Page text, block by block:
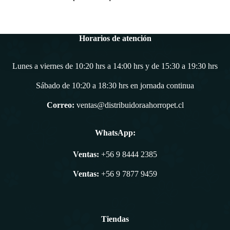
Horarios de atención
Lunes a viernes de 10:20 hrs a 14:00 hrs y de 15:30 a 19:30 hrs
Sábado de 10:20 a 18:30 hrs en jornada continua
Correo: ventas@distribuidoraahorropet.cl
WhatsApp:
Ventas: +56 9 8444 2385
Ventas: +56 9 7877 9459
Tiendas